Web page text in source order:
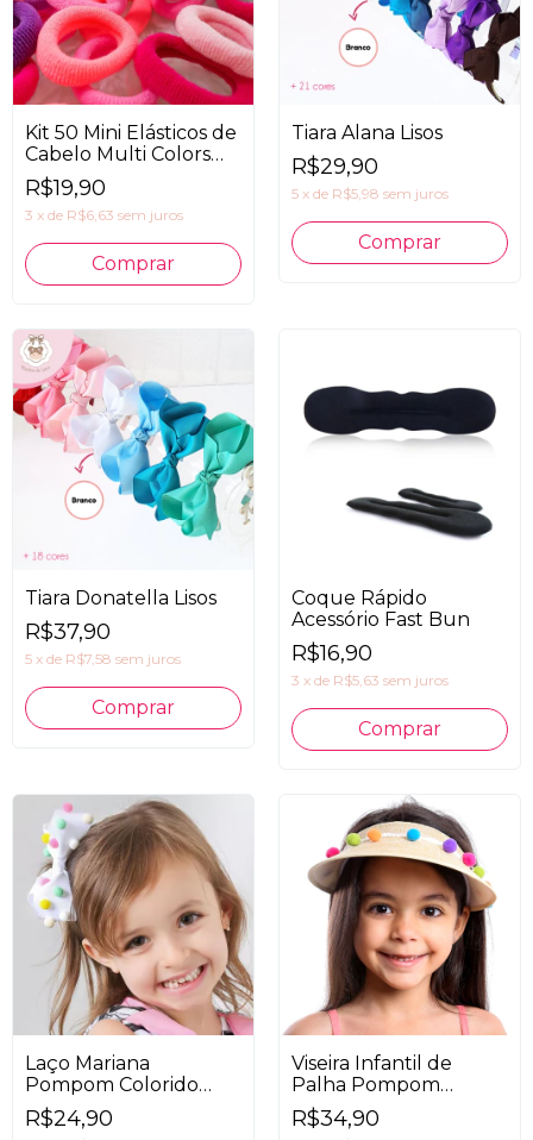
Kit 50 Mini Elásticos de
Cabelo Multi Colors
Rosa
R$19,90
3 x de R$6,63 sem juros
Tiara Alana Lisos
R$29,90
5 x de R$5,98 sem juros
Comprar
Tiara Donatella Lisos
R$37,90
5 x de R$7,58 sem juros
Comprar
Coque Rápido
Acessório Fast Bun
R$16,90
3 x de R$5,63 sem juros
Laço Mariana
Pompom Colorido
Candy
R$24,90
Viseira Infantil de
Palha Pompom
Colorido
R$34,90